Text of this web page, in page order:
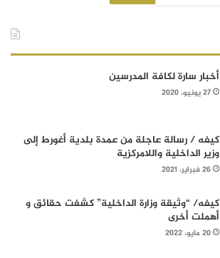
أخبار سارة لكافة المدرسين
27 يونيو، 2020
كيفه / رسالة عاجلة من عمدة بلدية أغورط إلى
وزير الداخلية واللامركزية
26 فبراير، 2021
كيفه/ “وثيقة وزارة الداخلية” كشفت حقائق و
أهملت أخرى
20 مايو، 2022